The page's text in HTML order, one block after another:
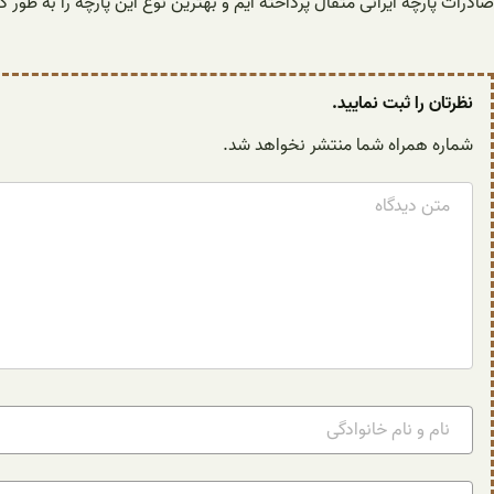
نظرتان را ثبت نمایید.
شماره همراه شما منتشر نخواهد شد.